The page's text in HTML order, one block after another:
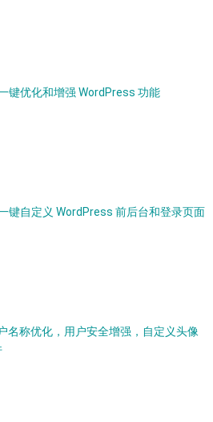
键优化和增强 WordPress 功能
键自定义 WordPress 前后台和登录页面
名称优化，用户安全增强，自定义头像